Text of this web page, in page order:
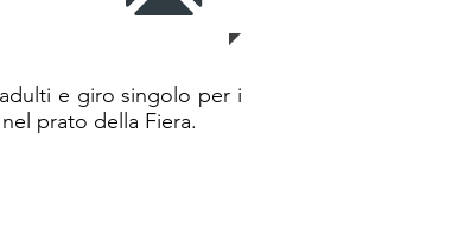
e giro singolo per i
prato della Fiera.